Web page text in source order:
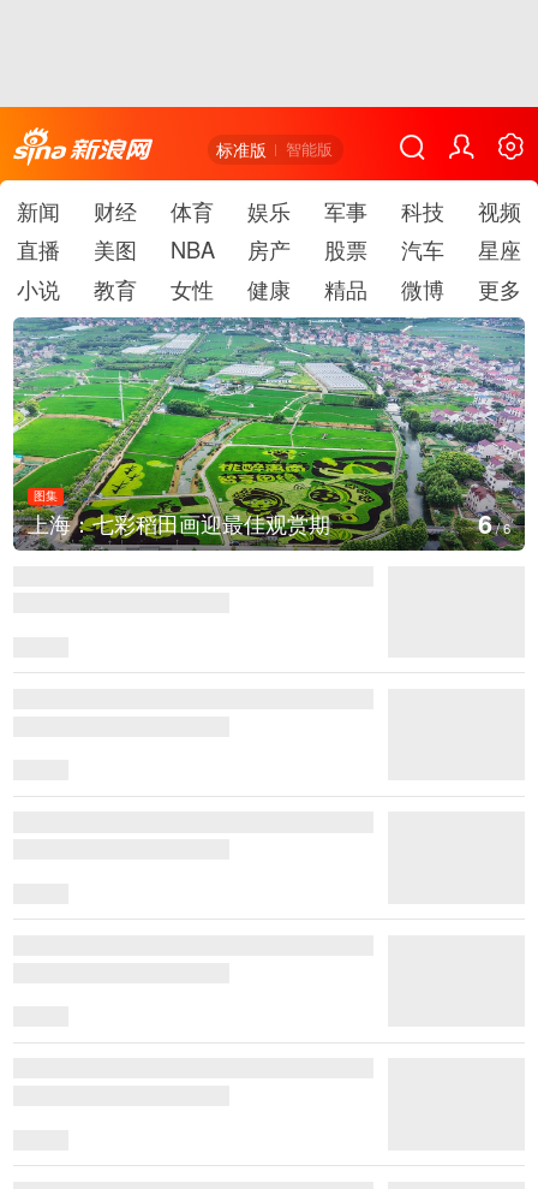
标准版 智能版
新闻 财经 体育 娱乐 军事 科技
视频
直播
美图 NBA 房产 股票 汽车
星座
小说
教育 女性 健康 精品 微博 更多
图集
上海：七彩稻田画迎最佳观赏期 1/6